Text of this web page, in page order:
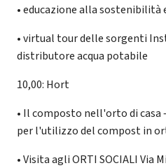
• educazione alla sostenibilità
• virtual tour delle sorgenti
distributore acqua potabile
10,00: Hort
• Il composto nell'orto di
per l'utilizzo del compost in
• Visita agli ORTI SOCIALI Via